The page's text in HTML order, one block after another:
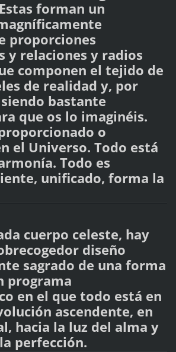
forman un
proporciones
y relaciones y radios
componen el tejido de
de realidad y, por
bastante
que os lo imaginéis.
o
el Universo. Todo está
Todo es
unificado, forma la
cuerpo celeste, hay
diseño
sagrado de una forma
programa
en el que todo está en
ascendente, en
hacia la luz del alma y
perfección.